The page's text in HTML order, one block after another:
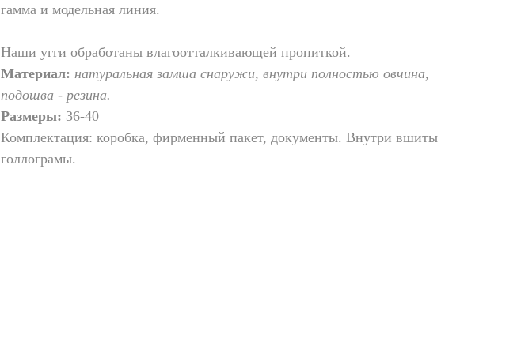
гамма и модельная линия.
Наши угги обработаны влагоотталкивающей пропиткой.
Материал: натуральная замша снаружи, внутри полностью овчина,
подошва - резина.
Размеры: 36-40
Комплектация: коробка, фирменный пакет, документы. Внутри вшиты
голлограмы.